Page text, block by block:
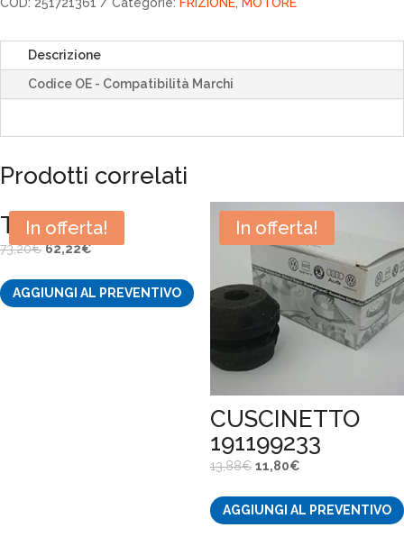
Descrizione
Codice OE - Compatibilità Marchi
Prodotti correlati
In offerta!
TUBO
73,20€Il
originale
62,22€Il
attuale
AGGIUNGI AL PREVENTIVO
In offerta!
CUSCINETTO
191199233
13,88€ Il
originale
11,80€Il
attuale
AGGIUNGI AL PREVENTIVO